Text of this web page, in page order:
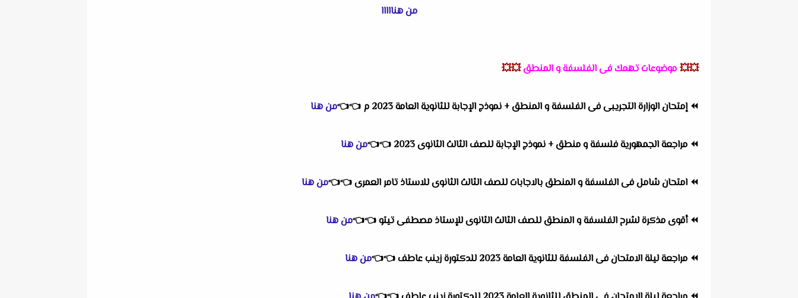
من هنااااا
💥💥 موضوعات تهمك فى الفلسفة و المنطق💥💥
⏪إمتحان الوزارة التجريبى فى الفلسفة و المنطق + نموذج الإجابة للثانوية العامة 2023 م 👈
👈من هنا
⏪ مراجعة الجمهورية فلسفة و منطق + نموذج الإجابة للصف الثالث الثانوى 2023 👈
👈من هنا
⏪ امتحان شامل فى الفلسفة و المنطق بالاجابات للصف الثالث الثانوى للاستاذ تامر العمرى👈
👈من هنا
⏪أقوى مذكرة لشرح الفلسفة و المنطق للصف الثالث الثانوى للإستاذ مصطفى تيتو👈
👈من هنا
⏪ مراجعة ليلة الامتحان فى الفلسفة للثانوية العامة 2023 للدكتورة زينب عاطف 👈
👈من هنا